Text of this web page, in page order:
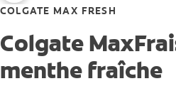
COLGATE MAX FRESH
Colgate
menthe fraîche